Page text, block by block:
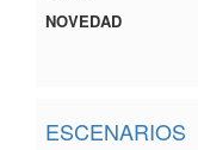
NOVEDAD
ESCENARIOS